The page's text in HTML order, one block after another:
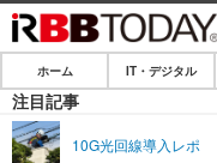
ホーム
IT・デジタル
ホーム IT・デジタル
注目記事
10G光回線導入レポ